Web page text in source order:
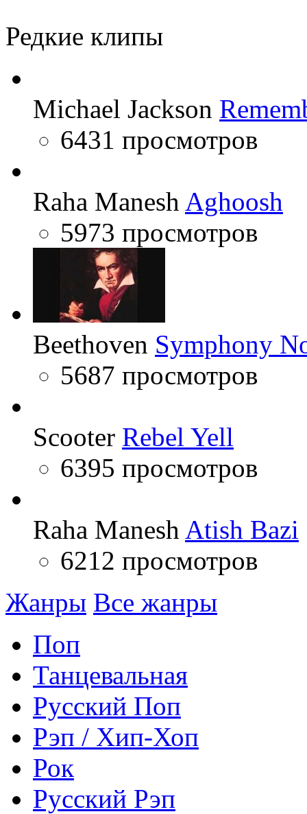
Редкие клипы
Michael Jackson
6431 просмотров
Raha Manesh Aghoosh
5973 просмотров
Beethoven Symphony
5687 просмотров
Scooter Rebel Yell
6395 просмотров
Raha Manesh Atish Bazi
6212 просмотров
Жанры Все жанры
Поп
Танцевальная
Русский Поп
Рэп / Хип-Хоп
Рок
Русский Рэп